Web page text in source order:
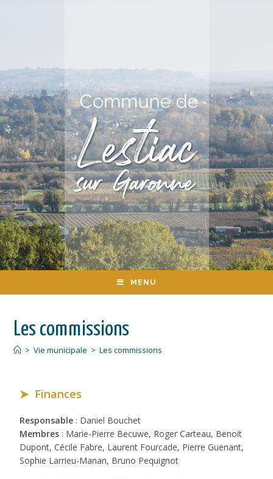
MENU
Les commissions
> Vie municipale > Les commissions
➤ Finances
Responsable : Daniel Bouchet
Membres : Marie-Pierre Becuwe, Roger Carteau, Benoit
Dupont, Cécile Fabre, Laurent Fourcade, Pierre Guenant,
Sophie Larrieu-Manan, Bruno Pequignot